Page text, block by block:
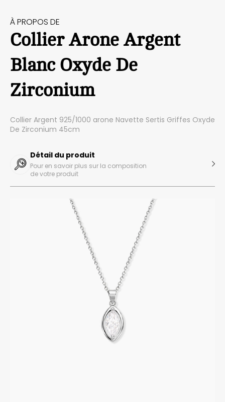
À PROPOS DE
Collier Arone Argent
Blanc Oxyde De
Zirconium
Collier Argent 925/1000 arone Navette Sertis Griffes Oxyde
De Zirconium 45cm
Détail du produit
Pour en savoir plus sur la composition
de votre produit